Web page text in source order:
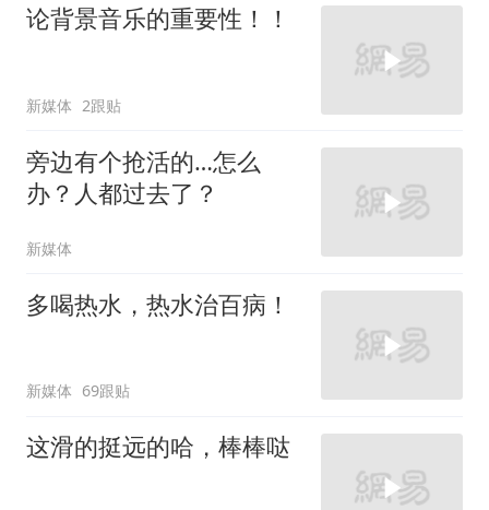
论背景音乐的重要性！！
新媒体 2跟贴
旁边有个抢活的…怎么
办？人都过去了？
新媒体
多喝热水，热水治百病！
新媒体 69跟贴
这滑的挺远的哈，棒棒哒